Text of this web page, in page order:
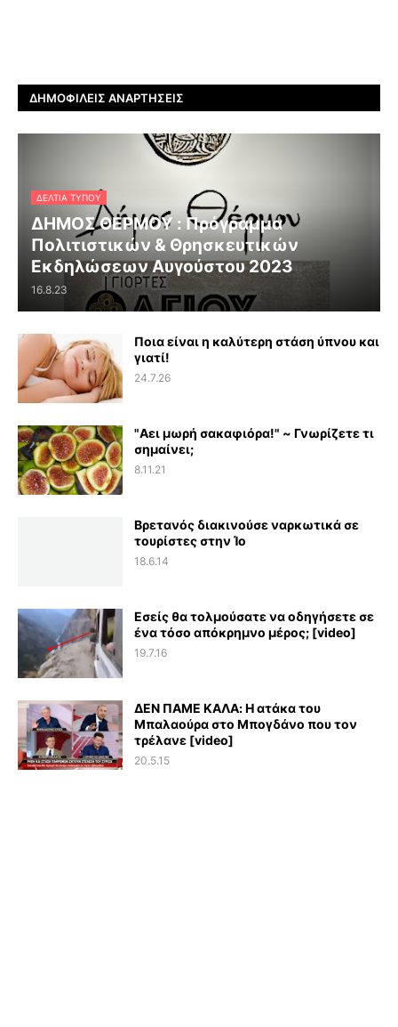
ΔΗΜΟΦΙΛΕΊΣ ΑΝΑΡΤΉΣΕΙΣ
ΔΕΛΤΊΑ ΤΎΠΟΥ
ΔΗΜΟΣ ΘΕΡΜΟΥ : Πρόγραμμα
Πολιτιστικών & Θρησκευτικών
Εκδηλώσεων Αυγούστου 2023
16.8.23
Ποια είναι η καλύτερη στάση ύπνου και
γιατί!
24.7.26
"Αει μωρή σακαφιόρα!" ~ Γνωρίζετε τι
σημαίνει;
8.11.21
Βρετανός διακινούσε ναρκωτικά σε
τουρίστες στην Ίο
18.6.14
Εσείς θα τολμούσατε να οδηγήσετε σε
ένα τόσο απόκρημνο μέρος; [video]
19.7.16
ΔΕΝ ΠΑΜΕ ΚΑΛΑ: Η ατάκα του
Μπαλαούρα στο Μπογδάνο που τον
τρέλανε [video]
20.5.15